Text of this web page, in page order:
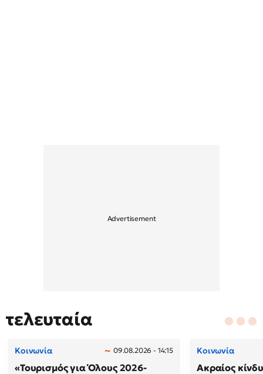
τελευταία
Κοινωνία 09.08.2026 - 14:15
«Τουρισμός για Όλους 2026-
Κοινωνία
Ακραίος